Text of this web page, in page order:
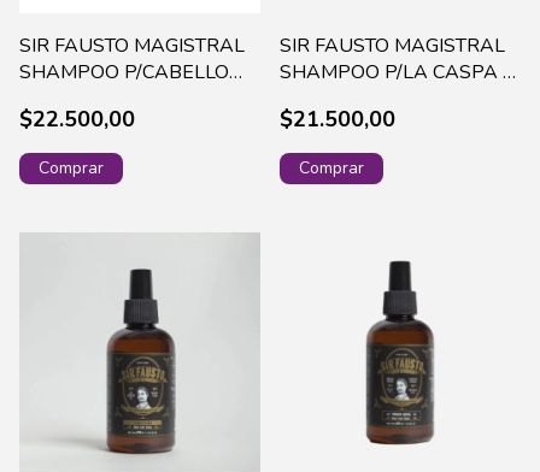
SIR FAUSTO MAGISTRAL
SHAMPOO P/CABELLO
$22.500,00
SIR FAUSTO MAGISTRAL
SHAMPOO P/LA CASPA X
$21.500,00